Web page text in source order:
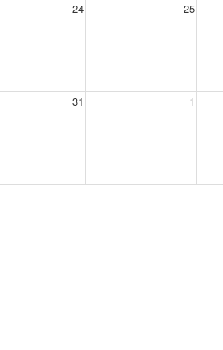
24 25
31 1